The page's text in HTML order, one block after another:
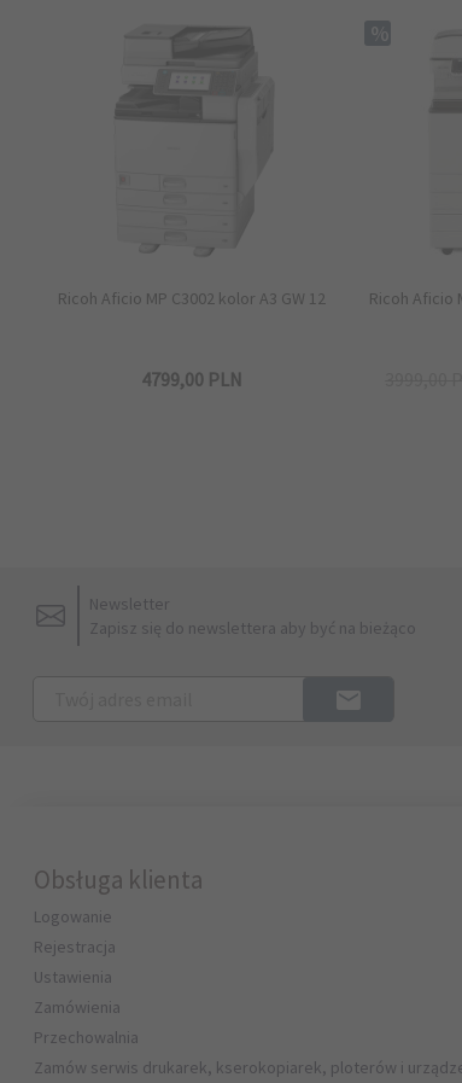
Ricoh Aficio MP C3002 kolor A3 GW 12
4799,00 PLN
Ricoh Aficio
Newsletter
Zapisz się do newslettera aby być na bieżąco
Obsługa klienta
Logowanie
Rejestracja
Ustawienia
Zamówienia
Przechowalnia
Zamów serwis drukarek, kserokopiarek, ploterów i